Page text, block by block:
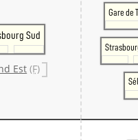
Sud
Est (F)
Gare de